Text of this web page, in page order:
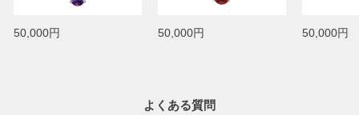
50,000円 50,000円 50,000円
よくある質問